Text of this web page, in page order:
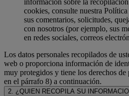
información sobre la
cookies, consulte nuestra
sus comentarios, solicitudes,
con nosotros (por ejemplo, sus
en redes sociales, correos
Los datos personales recopilados de
web o proporciona información de
muy protegidos y tiene los derechos
en el párrafo 8) a continuación.
2. ¿QUIEN RECOPILA SU